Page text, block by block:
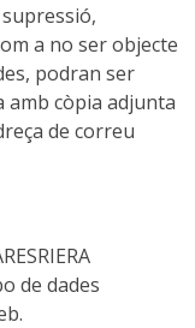
a no ser objecte
podran ser
amb còpia adjunta
de correu
de dades